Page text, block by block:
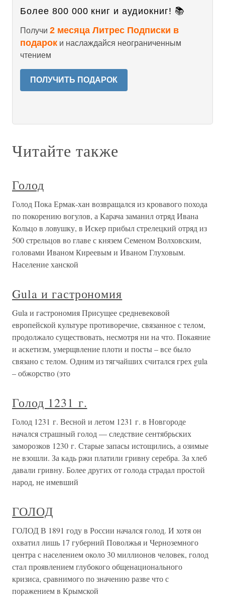
Более 800 000 книг и аудиокниг! 📚
Получи 2 месяца Литрес Подписки в
подарок и наслаждайся неограниченным
чтением
ПОЛУЧИТЬ ПОДАРОК
Читайте также
Голод
Голод Пока Ермак-хан возвращался из кровавого похода
по покорению вогулов, а Карача заманил отряд Ивана
Кольцо в ловушку, в Искер прибыл стрелецкий отряд из
500 стрельцов во главе с князем Семеном Волховским,
головами Иваном Киреевым и Иваном Глуховым.
Население ханской
Gula и гастрономия
Gula и гастрономия Присущее средневековой
европейской культуре противоречие, связанное с телом,
продолжало существовать, несмотря ни на что. Покаяние
и аскетизм, умерщвление плоти и посты – все было
связано с телом. Одним из тягчайших считался грех gula
– обжорство (это
Голод 1231 г.
Голод 1231 г. Весной и летом 1231 г. в Новгороде
начался страшный голод — следствие сентябрьских
заморозков 1230 г. Старые запасы истощились, а озимые
не взошли. За кадь ржи платили гривну серебра. За хлеб
давали гривну. Более других от голода страдал простой
народ, не имевший
ГОЛОД
ГОЛОД В 1891 году в России начался голод. И хотя он
охватил лишь 17 губерний Поволжья и Черноземного
центра с населением около 30 миллионов человек, голод
стал проявлением глубокого общенационального
кризиса, сравнимого по значению разве что с
поражением в Крымской